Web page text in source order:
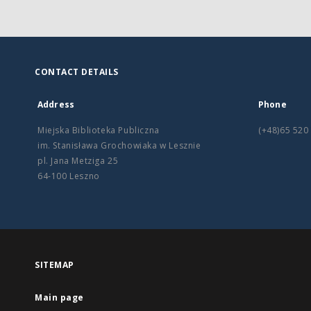
CONTACT DETAILS
Address
Miejska Biblioteka Publiczna
im. Stanisława Grochowiaka w Lesznie
pl. Jana Metziga 25
64-100 Leszno
Phone
(+48)65 520
SITEMAP
Main page